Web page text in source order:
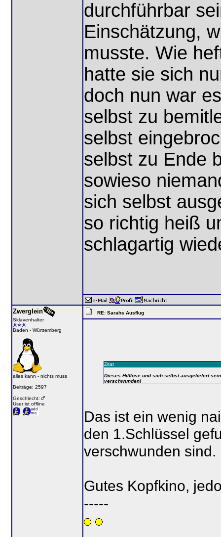
durchführbar
Einschätzung,
musste. Wie
hatte sie sich
doch nun war
selbst zu
selbst
selbst zu Ende
sowieso
sich selbst
so richtig heiß
schlagartig
Zwerglein
Sklavenhalter
Baden - Württemberg
alles kann - nichts muss
Beiträge: 2597
Geschlecht:
User ist offline
RE: Sarahs Ausflug
Zitat
Dieses Hilflose und sich selbst ausgeliefert
verschwunden!
Das ist ein wenig
den 1.Schlüssel
verschwunden sind.
Gutes Kopfkino,
-----